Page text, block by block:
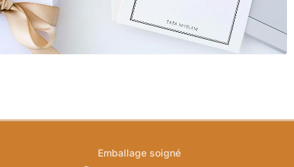
Emballage soigné